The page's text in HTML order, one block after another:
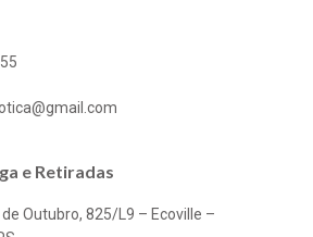
e Retiradas
Outubro, 825/L9 – Ecoville –